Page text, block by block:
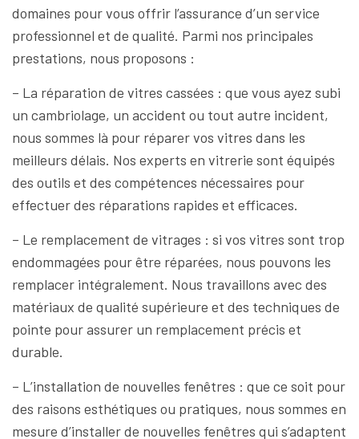
domaines pour vous offrir l’assurance d’un service
professionnel et de qualité. Parmi nos principales
prestations, nous proposons :
– La réparation de vitres cassées : que vous ayez subi
un cambriolage, un accident ou tout autre incident,
nous sommes là pour réparer vos vitres dans les
meilleurs délais. Nos experts en vitrerie sont équipés
des outils et des compétences nécessaires pour
effectuer des réparations rapides et efficaces.
– Le remplacement de vitrages : si vos vitres sont trop
endommagées pour être réparées, nous pouvons les
remplacer intégralement. Nous travaillons avec des
matériaux de qualité supérieure et des techniques de
pointe pour assurer un remplacement précis et
durable.
– L’installation de nouvelles fenêtres : que ce soit pour
des raisons esthétiques ou pratiques, nous sommes en
mesure d’installer de nouvelles fenêtres qui s’adaptent